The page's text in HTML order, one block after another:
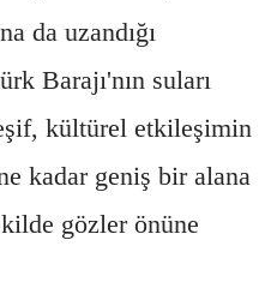
da uzandığı
Barajı'nın suları
kültürel etkileşimin
kadar geniş bir alana
gözler önüne